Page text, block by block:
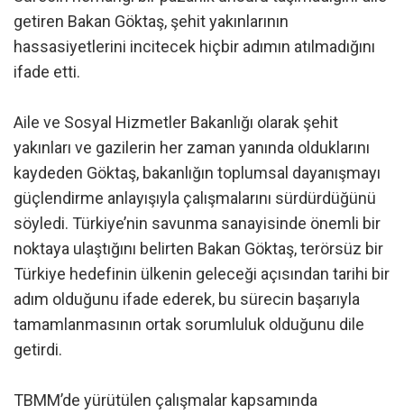
getiren Bakan Göktaş, şehit yakınlarının
hassasiyetlerini incitecek hiçbir adımın atılmadığını
ifade etti.
Aile ve Sosyal Hizmetler Bakanlığı olarak şehit
yakınları ve gazilerin her zaman yanında olduklarını
kaydeden Göktaş, bakanlığın toplumsal dayanışmayı
güçlendirme anlayışıyla çalışmalarını sürdürdüğünü
söyledi. Türkiye’nin savunma sanayisinde önemli bir
noktaya ulaştığını belirten Bakan Göktaş, terörsüz bir
Türkiye hedefinin ülkenin geleceği açısından tarihi bir
adım olduğunu ifade ederek, bu sürecin başarıyla
tamamlanmasının ortak sorumluluk olduğunu dile
getirdi.
TBMM’de yürütülen çalışmalar kapsamında